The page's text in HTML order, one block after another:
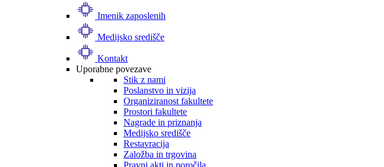
Imenik zaposlenih
Medijsko središče
Kontakt
Uporabne povezave
Stik z nami
Poslanstvo in vizija
Organiziranost fakultete
Prostori fakultete
Nagrade in priznanja
Medijsko središče
Restavracija
Založba in trgovina
Pravni akti in poročila